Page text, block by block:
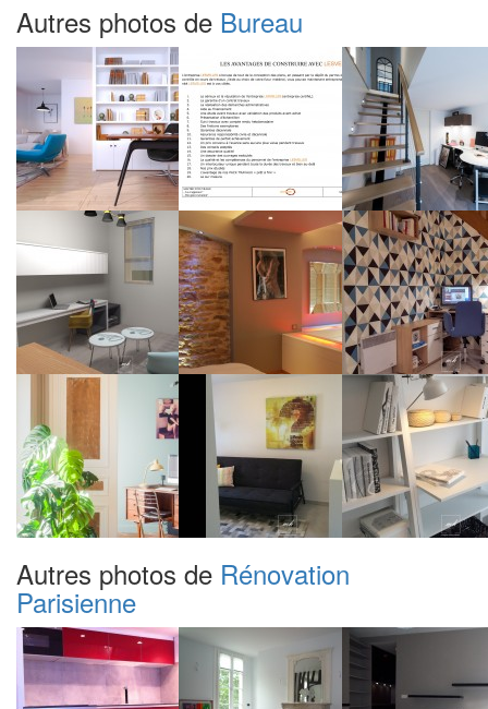
Autres photos de Bureau
Autres photos de Rénovation
Parisienne